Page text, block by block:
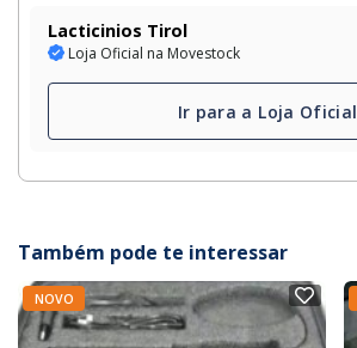
Lacticinios Tirol
Loja Oficial na Movestock
Ir para a Loja Oficial
Também pode te interessar
NOVO